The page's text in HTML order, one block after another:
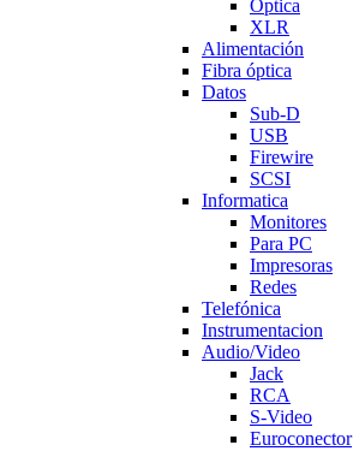
Optica
XLR
Alimentación
Fibra óptica
Datos
Sub-D
USB
Firewire
SCSI
Informatica
Monitores
Para PC
Impresoras
Redes
Telefónica
Instrumentacion
Audio/Video
Jack
RCA
S-Video
Euroconector